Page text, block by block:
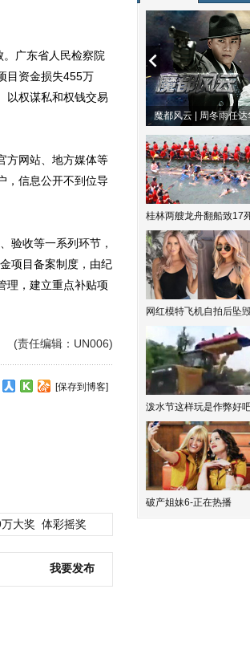
广东省人民检察院
目资金损失455万
以权谋私和权钱交易
网站、地方媒体等
，信息公开不到位导
验收等一系列环节，
项目备案制度，由纪
理，建立重点补贴项
(责任编辑：UN006)
[保存到博客]
大奖 体彩摇奖
我要发布
动物系恋人啊 | 钟欣潼体验
桂林两艘龙舟翻船致17
网红模特飞机自拍后坠
泼水节这样玩是作弊好
破产姐妹6-正在热播